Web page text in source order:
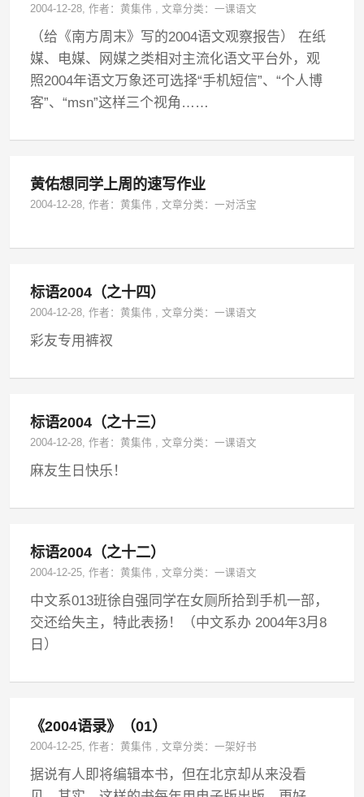
2004-12-28, 作者：黄集伟 ,文章分类：一课语文
（给《南方周末》写的2004语文观察报告） 在纸
媒、电媒、网媒之类相对主流化语文平台外，观
照2004年语文万象还可选择“手机短信”、“个人博
客”、“msn”这样三个视角……
黄佑想同学上周的速写作业
2004-12-28, 作者：黄集伟 ,文章分类：一对活宝
标语2004（之十四）
2004-12-28, 作者：黄集伟 ,文章分类：一课语文
彩友专用裤衩
标语2004（之十三）
2004-12-28, 作者：黄集伟 ,文章分类：一课语文
麻友生日快乐！
标语2004（之十二）
2004-12-25, 作者：黄集伟 ,文章分类：一课语文
中文系013班徐自强同学在女厕所拾到手机一部，
交还给失主，特此表扬！（中文系办 2004年3月8
日）
《2004语录》（01）
2004-12-25, 作者：黄集伟 ,文章分类：一架好书
据说有人即将编辑本书，但在北京却从来没看